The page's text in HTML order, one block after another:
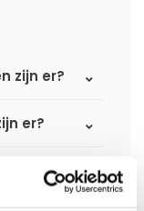
zijn er?
er?
zijn